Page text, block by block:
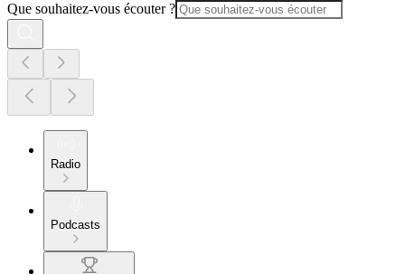
Que souhaitez-vous écouter ?
Radio
Podcasts